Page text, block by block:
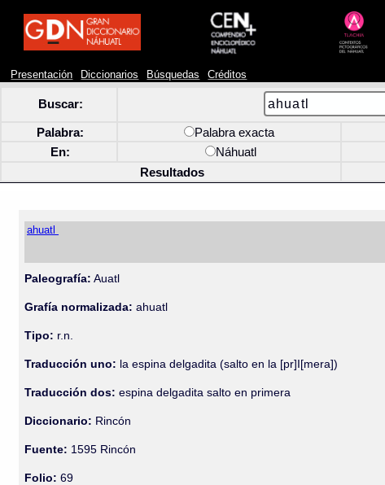
Presentación Diccionarios Búsquedas Créditos
Buscar:
Palabra: Palabra exacta
En:
Náhuatl
Resultados
ahuatl
Paleografía: Auatl
Grafía normalizada: ahuatl
Tipo: r.n.
Traducción uno: la espina delgadita (salto en la [pr]I[mera])
Traducción dos: espina delgadita salto en primera
Diccionario: Rincón
Fuente: 1595 Rincón
Folio: 69